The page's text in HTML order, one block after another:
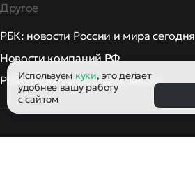
Другое
РБК: новости России и мира сегодня
Новости компаний РФ
РБК Инвестиции: курсы валют
Используем куки, это делает
удобнее вашу работу
с сайтом